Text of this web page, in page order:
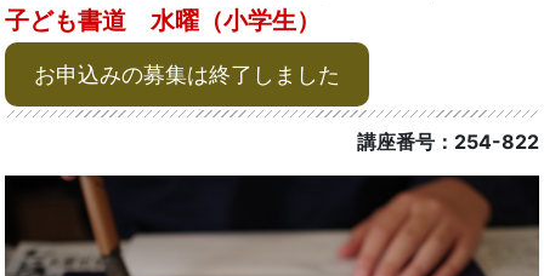
子ども書道 水曜（小学生）
お申込みの募集は終了しました
講座番号：254-822